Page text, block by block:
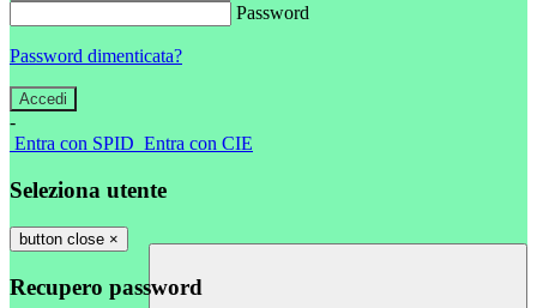
Password
Password dimenticata?
-
Entra con SPID Entra con CIE
Seleziona utente
button close ×
Recupero password